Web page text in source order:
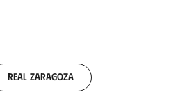
ó
Real Zaragoza